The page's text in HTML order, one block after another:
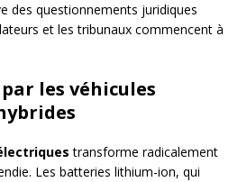
des questionnements juridiques
et les tribunaux commencent à
les véhicules
transforme radicalement
Les batteries lithium-ion, qui